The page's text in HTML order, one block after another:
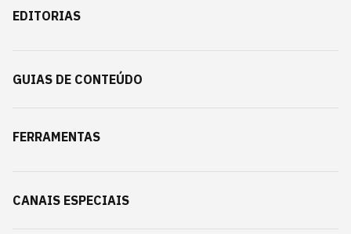
EDITORIAS
GUIAS DE CONTEÚDO
FERRAMENTAS
CANAIS ESPECIAIS